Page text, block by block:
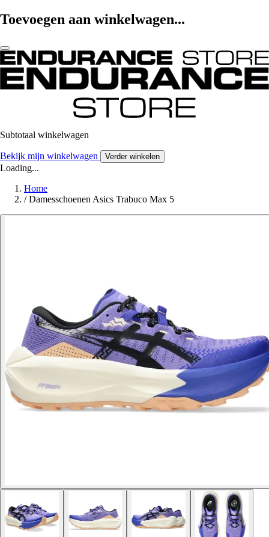
Toevoegen aan winkelwagen...
Subtotaal winkelwagen
Bekijk mijn winkelwagen Verder winkelen
Loading...
Home
/ Damesschoenen Asics Trabuco Max 5